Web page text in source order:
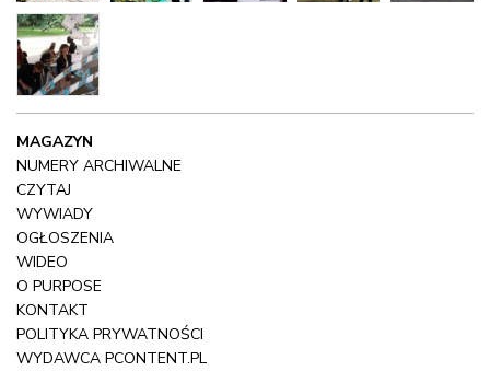
MAGAZYN
NUMERY ARCHIWALNE
CZYTAJ
WYWIADY
OGŁOSZENIA
WIDEO
O PURPOSE
KONTAKT
POLITYKA PRYWATNOŚCI
WYDAWCA PCONTENT.PL